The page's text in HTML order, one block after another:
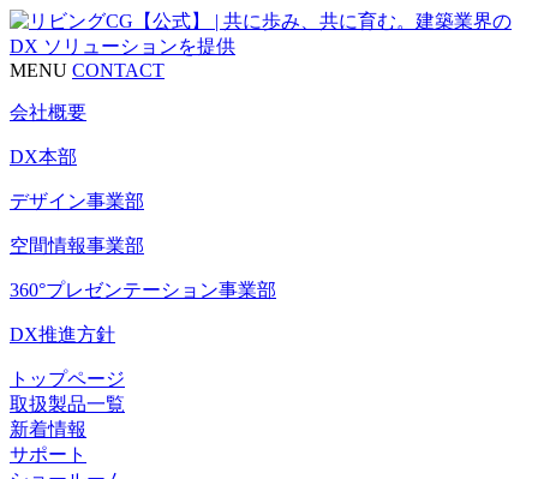
MENU CONTACT
会社概要
DX本部
デザイン事業部
空間情報事業部
360°プレゼンテーション事業部
DX推進方針
トップページ
取扱製品一覧
新着情報
サポート